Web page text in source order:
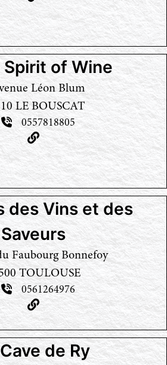
Spirit of Wine
Léon Blum
LE BOUSCAT
0557818805
des Vins et des
Saveurs
Faubourg Bonnefoy
TOULOUSE
0561264976
de Ry